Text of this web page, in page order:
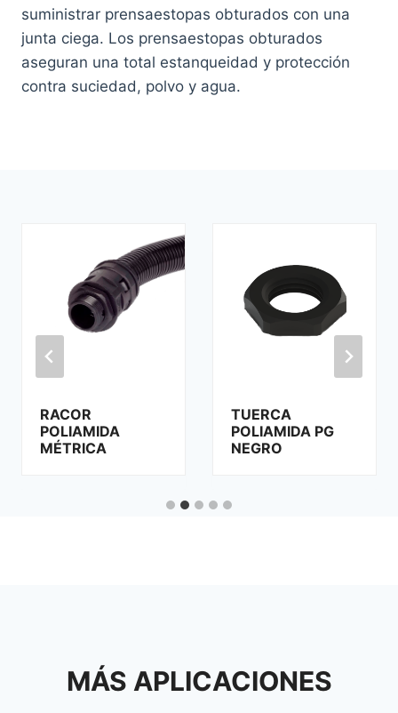
suministrar prensaestopas obturados con una
junta ciega. Los prensaestopas obturados
aseguran una total estanqueidad y protección
contra suciedad, polvo y agua.
RACOR
POLIAMIDA
MÉTRICA
TUERCA
POLIAMIDA PG
NEGRO
MÁS APLICACIONES